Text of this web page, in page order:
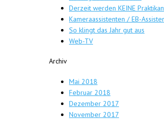
Derzeit werden KEINE
Kameraassistenten / EB-
So klingt das Jahr gut aus
Web-TV
Archiv
Mai 2018
Februar 2018
Dezember 2017
November 2017